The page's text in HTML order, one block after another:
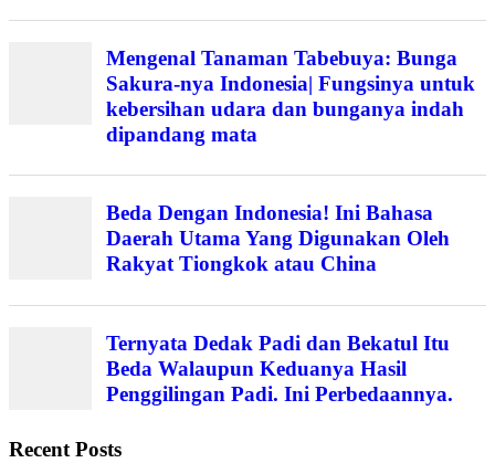
Mengenal Tanaman Tabebuya: Bunga
Sakura-nya Indonesia| Fungsinya untuk
kebersihan udara dan bunganya indah
dipandang mata
Beda Dengan Indonesia! Ini Bahasa
Daerah Utama Yang Digunakan Oleh
Rakyat Tiongkok atau China
Ternyata Dedak Padi dan Bekatul Itu
Beda Walaupun Keduanya Hasil
Penggilingan Padi. Ini Perbedaannya.
Recent Posts